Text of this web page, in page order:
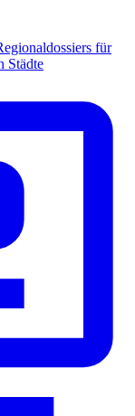
für
Städte